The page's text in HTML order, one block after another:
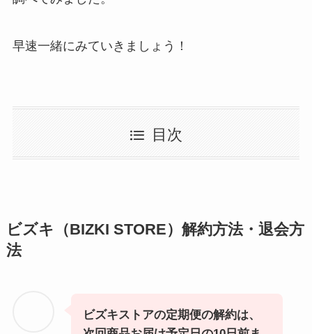
早速一緒にみていきましょう！
目次
ビズキ（BIZKI STORE）解約方法・退会方
法
ビズキストアの定期便の解約は、